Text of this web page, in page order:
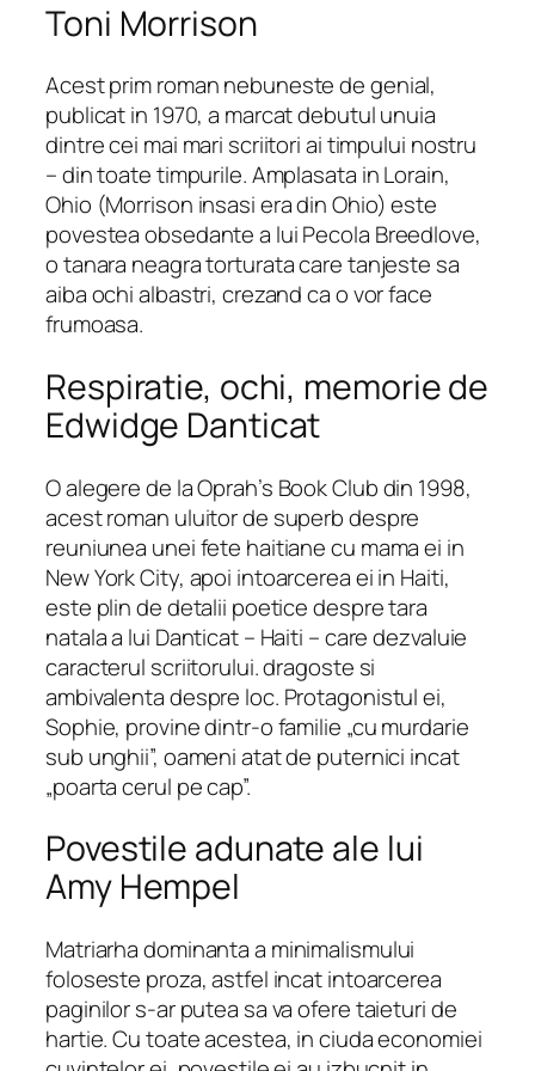
Toni Morrison
Acest prim roman nebuneste de genial,
publicat in 1970, a marcat debutul unuia
dintre cei mai mari scriitori ai timpului nostru
– din toate timpurile. Amplasata in Lorain,
Ohio (Morrison insasi era din Ohio) este
povestea obsedante a lui Pecola Breedlove,
o tanara neagra torturata care tanjeste sa
aiba ochi albastri, crezand ca o vor face
frumoasa.
Respiratie, ochi, memorie de
Edwidge Danticat
O alegere de la Oprah’s Book Club din 1998,
acest roman uluitor de superb despre
reuniunea unei fete haitiane cu mama ei in
New York City, apoi intoarcerea ei in Haiti,
este plin de detalii poetice despre tara
natala a lui Danticat – Haiti – care dezvaluie
caracterul scriitorului. dragoste si
ambivalenta despre loc. Protagonistul ei,
Sophie, provine dintr-o familie „cu murdarie
sub unghii”, oameni atat de puternici incat
„poarta cerul pe cap”.
Povestile adunate ale lui
Amy Hempel
Matriarha dominanta a minimalismului
foloseste proza, astfel incat intoarcerea
paginilor s-ar putea sa va ofere taieturi de
hartie. Cu toate acestea, in ciuda economiei